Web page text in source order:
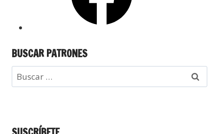
BUSCAR PATRONES